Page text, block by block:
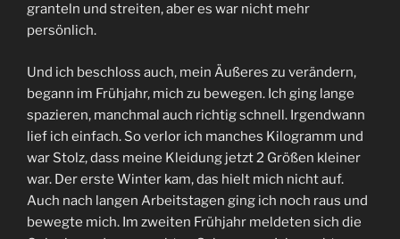
granteln und streiten, aber es war nicht mehr
persönlich.
Und ich beschloss auch, mein Äußeres zu verändern,
begann im Frühjahr, mich zu bewegen. Ich ging lange
spazieren, manchmal auch richtig schnell. Irgendwann
lief ich einfach. So verlor ich manches Kilogramm und
war Stolz, dass meine Kleidung jetzt 2 Größen kleiner
war. Der erste Winter kam, das hielt mich nicht auf.
Auch nach langen Arbeitstagen ging ich noch raus und
bewegte mich. Im zweiten Frühjahr meldeten sich die